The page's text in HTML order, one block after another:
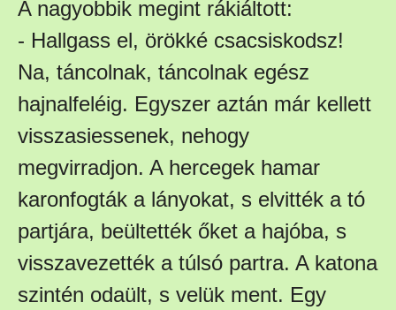
A nagyobbik megint rákiáltott:
- Hallgass el, örökké csacsiskodsz!
Na, táncolnak, táncolnak egész
hajnalfeléig. Egyszer aztán már kellett
visszasiessenek, nehogy
megvirradjon. A hercegek hamar
karonfogták a lányokat, s elvitték a tó
partjára, beültették őket a hajóba, s
visszavezették a túlsó partra. A katona
szintén odaült, s velük ment. Egy